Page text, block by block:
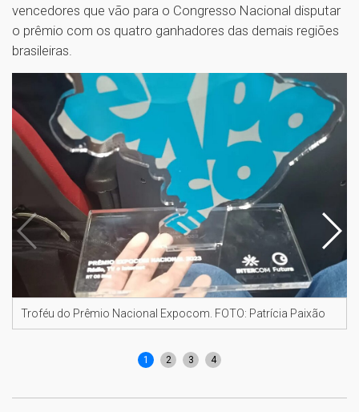
vencedores que vão para o Congresso Nacional disputar
o prêmio com os quatro ganhadores das demais regiões
brasileiras.
Troféu do Prêmio Nacional Expocom. FOTO: Patrícia Paixão
1 2 3 4